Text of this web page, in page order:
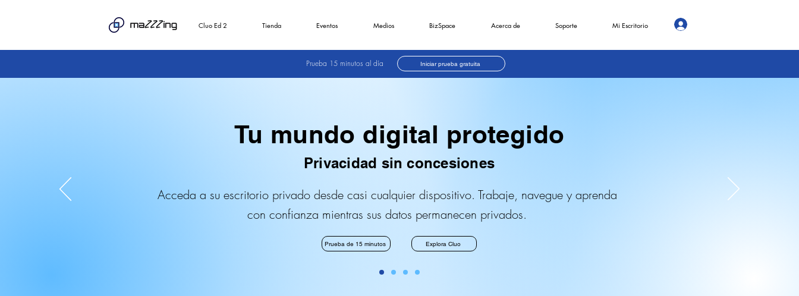
Cluo Ed 2 Tienda Eventos Medios BizSpace Acerca de Soporte Mi Escritorio
Prueba 15 minutos al día Iniciar prueba gratuita
Tu mundo digital protegido
Privacidad sin concesiones
Acceda a su escritorio privado desde casi cualquier dispositivo. Trabaje, navegue y aprenda
con confianza mientras sus datos permanecen privados.
Prueba de 15 minutos Explora Cluo